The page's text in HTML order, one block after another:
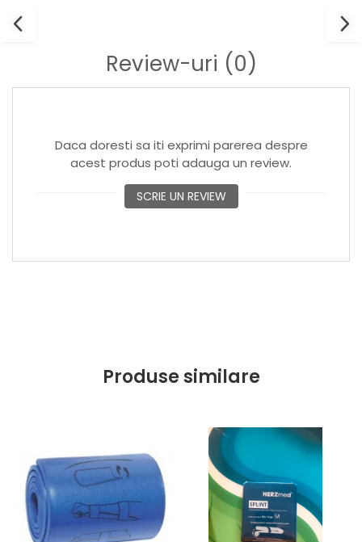
Review-uri (0)
Daca doresti sa iti exprimi parerea despre
acest produs poti adauga un review.
SCRIE UN REVIEW
Produse similare